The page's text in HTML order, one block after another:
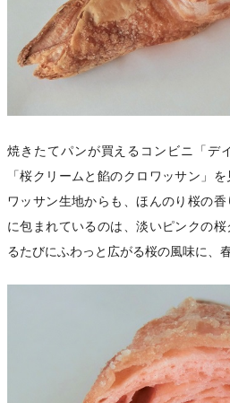
焼きたてパンが買えるコンビニ「デ
「桜クリームと餡のクロワッサン」
ワッサン生地からも、ほんのり桜の
に包まれているのは、淡いピンクの
るたびにふわっと広がる桜の風味に、